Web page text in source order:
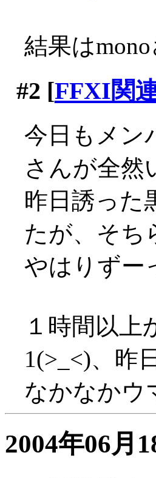
結果は
#2 [FFXI関
今日もメン
さんが全然
昨日誘った
たが、そち
やはりずー
１時間以
1(>_<)、昨
なかなか
2004年06月